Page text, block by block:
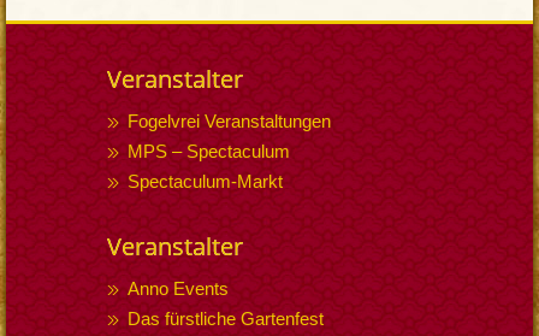
Veranstalter
Fogelvrei Veranstaltungen
MPS – Spectaculum
Spectaculum-Markt
Veranstalter
Anno Events
Das fürstliche Gartenfest